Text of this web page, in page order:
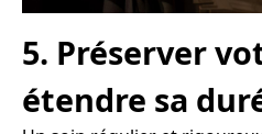
5. Préserver
étendre sa